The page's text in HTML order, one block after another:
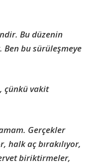
Bu düzenin
bu sürüleşmeye
çünkü vakit
Gerçekler
aç bırakılıyor,
biriktirmeler,